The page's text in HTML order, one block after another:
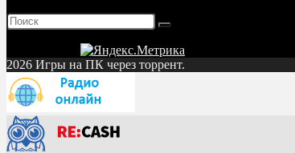
2026 Игры на ПК через торрент.